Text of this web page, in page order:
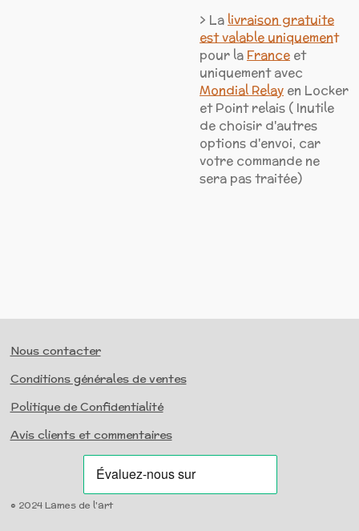
> La livraison gratuite
est valable uniquement
pour la France et
uniquement avec
Mondial Relay en Locker
et Point relais ( Inutile
de choisir d'autres
options d'envoi, car
votre commande ne
sera pas traitée)
Nous contacter
Conditions générales de ventes
Politique de Confidentialité
Avis clients et commentaires
© 2024 Lames de l'art